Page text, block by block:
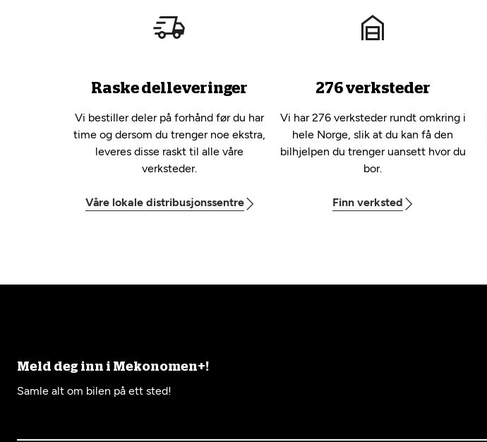
Raske delleveringer
Vi bestiller deler på forhånd før du har
time og dersom du trenger noe ekstra,
leveres disse raskt til alle våre
verksteder.
Våre lokale distribusjonssentre
276 verksteder
Vi har 276 verksteder rundt omkring i
hele Norge, slik at du kan få den
bilhjelpen du trenger uansett hvor du
bor.
Finn verksted
Meld deg inn i Mekonomen+!
Samle alt om bilen på ett sted!